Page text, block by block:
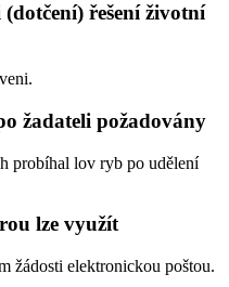
řešení životní
žadateli požadovány
probíhal lov ryb po udělení
lze využít
žádosti elektronickou poštou.